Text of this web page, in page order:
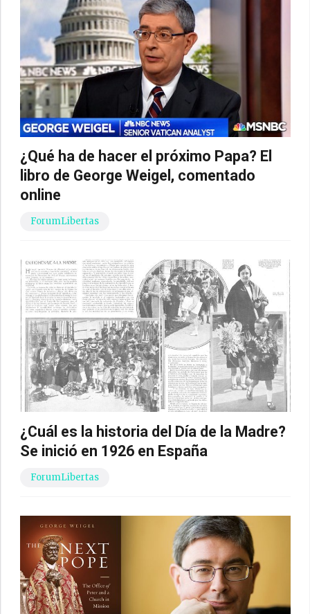
¿Qué ha de hacer el próximo Papa? El
libro de George Weigel, comentado
online
ForumLibertas
¿Cuál es la historia del Día de la Madre?
Se inició en 1926 en España
ForumLibertas